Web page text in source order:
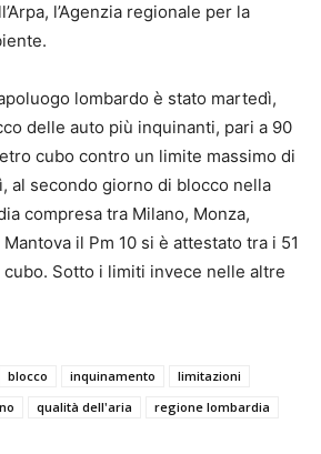
l’Agenzia regionale per la
lombardo è stato martedì,
delle auto più inquinanti, pari a 90
cubo contro un limite massimo di
al secondo giorno di blocco nella
compresa tra Milano, Monza,
il Pm 10 si è attestato tra i 51
Sotto i limiti invece nelle altre
blocco inquinamento
limitazioni
qualità dell'aria
regione lombardia